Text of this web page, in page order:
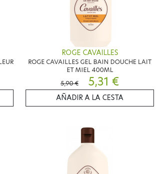
ROGE CAVAILLES
ROGE CAVAILLES GEL BAIN DOUCHE LAIT
ET MIEL 400ML
5,90 €
5,31 €
AÑADIR A LA CESTA